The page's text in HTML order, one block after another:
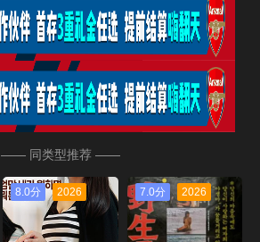
—— 同类型推荐 ——
8.0分 2026 7.0分 2026